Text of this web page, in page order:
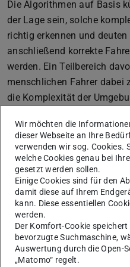
Die Algorithmen auf Basis
der Lage sein, solche
richtig erkennen und
anschließend korrekte
werden. Ein Teilbereich
menschlichen Fahrer dabei
die Komplexität der
nach ähnlichen Prinzipien
dem Menschen
Forschungsbeitrag der
Die langjährige
und dem
Fachgebiet
Darmstadtunter Leitung
Winner sowie dem
Wir möchten die
dieser Webseite an Ihre
verwenden wir sog. Cookies.
welche Cookies genau bei
gesetzt werden sollen.
Einige Cookies sind für den
damit diese auf Ihrem
kann. Diese essentiellen
werden.
Der Komfort-Cookie
bevorzugte Suchmaschine,
Auswertung durch die Open-
„Matomo“ regelt.